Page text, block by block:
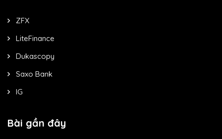
ZFX
LiteFinance
Dukascopy
Saxo Bank
IG
Bài gần đây